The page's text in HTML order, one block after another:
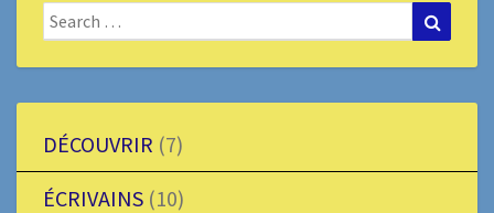
Search
for:
DÉCOUVRIR (7)
ÉCRIVAINS (10)